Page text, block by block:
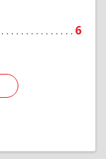
6